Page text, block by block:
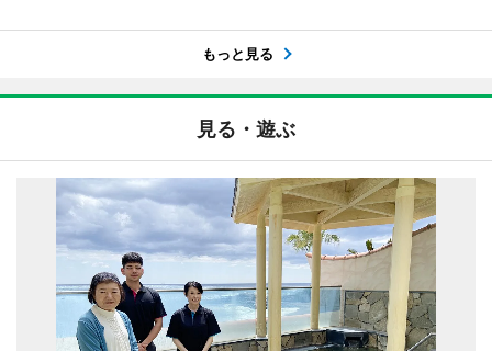
もっと見る
見る・遊ぶ